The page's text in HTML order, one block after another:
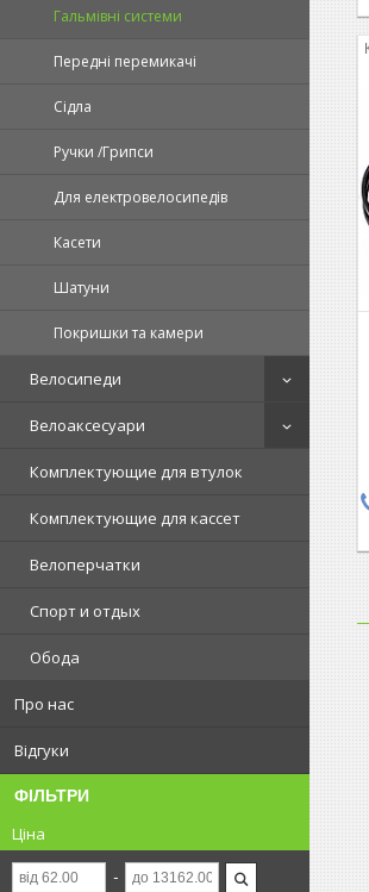
Гальмівні системи
Передні перемикачі
Сідла
Ручки /Грипси
Для електровелосипедів
Касети
Шатуни
Покришки та камери
Велосипеди
Велоаксесуари
Комплектующие для втулок
Комплектующие для кассет
Велоперчатки
Спорт и отдых
Обода
Про нас
Відгуки
ФІЛЬТРИ
Ціна